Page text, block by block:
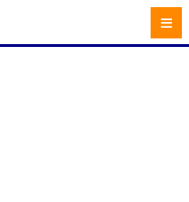
≡